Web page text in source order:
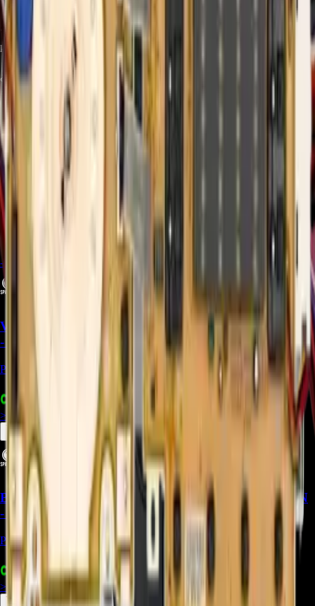
¿Cómo saber si la tarjeta Display está dañada?
Si la pantalla no enciende, muestra garabatos o no responde al tacto,
puede indicar falla en la tarjeta Display.
¿Es fácil reemplazar la tarjeta EBR85194721?
Sí, apaga la lavadora, retira el panel frontal, desconecta el flex cable y
multipin, y conecta la nueva tarjeta.
¿Qué significan los códigos de error en pantalla?
Cada código (p.ej. IE, UE, DE) corresponde a una falla específica
(inundación, desbalance, puerta), consulte el manual para
interpretación.
Productos relacionados
-
Válvula de entrada de agua (doble) LG 5221EA2001P
- REP-2264
Precio Regular: 180.000
> ver_
> desbloquear oferta_
Bisagra de tapa (Lid Hinge Lever) LG 4774FA4016N
- REP-009
Precio Regular:
20.000
> ver_ > desbloquear oferta_